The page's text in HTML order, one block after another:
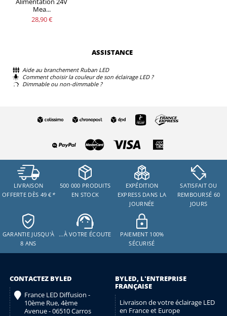
Mea...
28,90 €
ASSISTANCE
Aide au branchement Ruban LED
Comment choisir la couleur de son éclairage LED ?
Dimmable ou non-dimmable ?
LIVRAISON
OFFERTE DÈS 49 € *
500 000 PRODUITS
EN STOCK
EXPÉDITION
EXPRESS DANS LA
JOURNÉE
SATISFAIT OU
REMBOURSÉ 60
JOURS
GARANTIE JUSQU'À
8 ANS
…À VOTRE ÉCOUTE
PAIEMENT 100%
SÉCURISÉ
CONTACTEZ BYLED
France LED Diffusion -
10ème Rue, 4ème
Avenue - 06510 Carros
BYLED, L'ENTREPRISE
FRANÇAISE
Livraison de votre éclairage LED
en France et Europe